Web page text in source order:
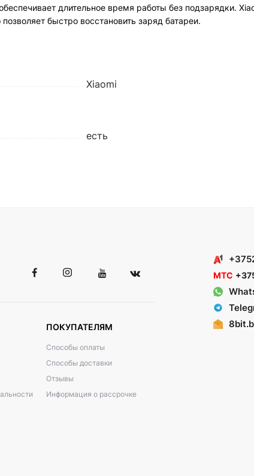
длительное время работы без подзарядки.
быстро восстановить заряд батареи.
Xiaomi
есть
ПОКУПАТЕЛЯМ
Способы оплаты
Способы доставки
Отзывы
Информация о рассрочке
МТС